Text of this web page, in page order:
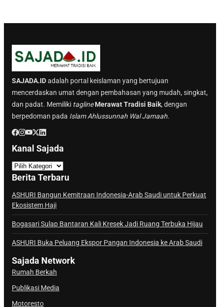
SAJADA.IDadalah portal keislaman yang bertujuan
mencerdaskan umat dengan pembahasan yang mudah, singkat,
dan padat. Memiliki tagline Merawat Tradisi Baik, dengan
berpedoman pada Islam Ahlussunnah Wal Jamaah.
Kanal Sajada
a
n
a
l
j
d
a
Berita Terbaru
ASHURI Bangun Kemitraan Indonesia-Arab Saudi untuk Perkuat
Ekosistem Haji
Bogasari Sulap Bantaran Kali Kresek Jadi Ruang Terbuka Hijau
ASHURI Buka Peluang Ekspor Pangan Indonesia ke Arab Saudi
Sajada Network
Rumah Berkah
Publikasi Media
Motoresto